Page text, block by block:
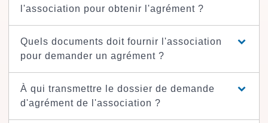
l'association pour obtenir l'agrément ?
Quels documents doit fournir l'association
pour demander un agrément ?
À qui transmettre le dossier de demande
d'agrément de l'association ?